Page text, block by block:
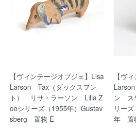
【ヴィンテージオブジェ】Lisa
Larson Tax（ダックスフン
ト） リサ・ラーソン Lilla Z
ooシリーズ（1955年）Gustav
sberg 置物 E
【ヴ
ン ス
リー
年 置